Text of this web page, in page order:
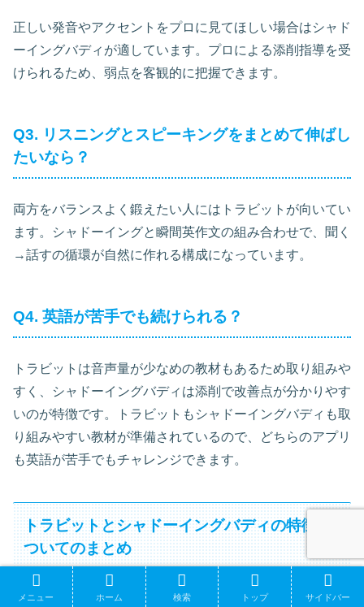
正しい発音やアクセントをプロに見てほしい場合はシャド
ーイングバディが適しています。プロによる添削指導を受
けられるため、弱点を客観的に把握できます。
Q3. リスニングとスピーキングをまとめて伸ばし
たいなら？
両方をバランスよく鍛えたい人にはトラビットが向いてい
ます。シャドーイングと瞬間英作文の組み合わせで、聞く
→話すの循環が自然に作れる構成になっています。
Q4. 英語が苦手でも続けられる？
トラビットは音声量が少なめの教材もあるため取り組みや
すく、シャドーイングバディは添削で改善点が分かりやす
いのが特徴です。トラビットもシャドーイングバディも取
り組みやすい教材が準備されているので、どちらのアプリ
も英語が苦手でもチャレンジできます。
トラビットとシャドーイングバディの特徴に
ついてのまとめ
トラビットとシャドーイングバディの特徴、学習時間、料
メニュー ホーム 検索 トップ サイドバー